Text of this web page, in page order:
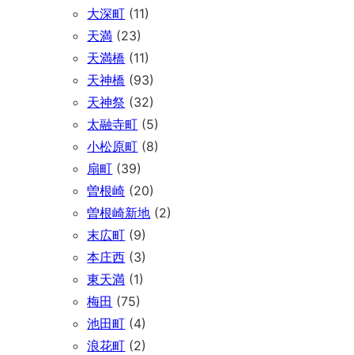
大深町 (11)
天満 (23)
天満橋 (11)
天神橋 (93)
天神祭 (32)
太融寺町 (5)
小松原町 (8)
扇町 (39)
曽根崎 (20)
曽根崎新地 (2)
末広町 (9)
本庄西 (3)
東天満 (1)
梅田 (75)
池田町 (4)
浪花町 (2)